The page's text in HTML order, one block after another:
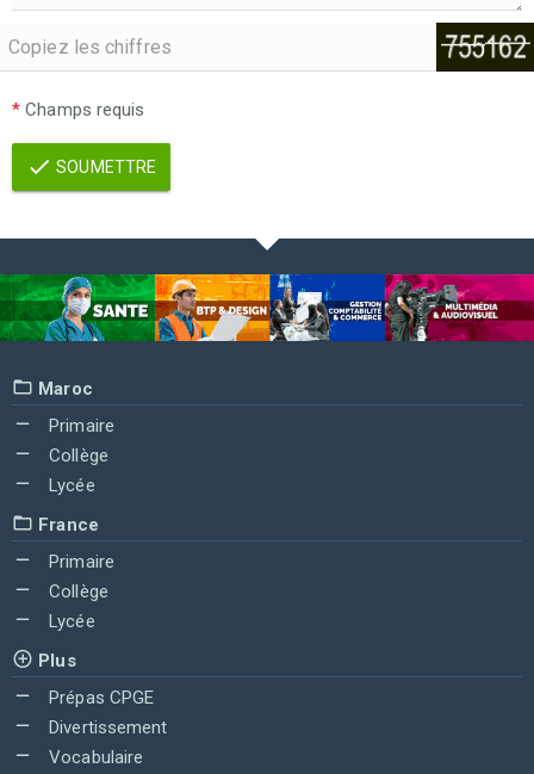
* Champs requis
SOUMETTRE
Maroc
Primaire
Collège
Lycée
France
Primaire
Collège
Lycée
Plus
Prépas CPGE
Divertissement
Vocabulaire